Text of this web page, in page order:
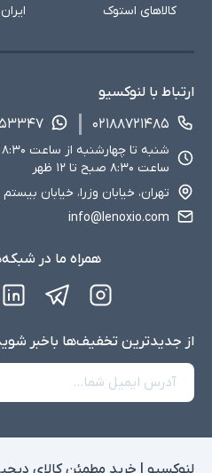
کالاهای استوک
ایران
ارتباط با لنوکسیو
۰۲۱۸۸۷۲۱۴۸۵
ساعت ۸:۳۰ صبح تا ۱۲ ظهر
تهران، خیابان وزرا، خیابان بیستم
info@lenoxio.com
همراه ما در
از جدید‌ترین تخفیف‌ها با‌خبر
لنوکسیو | خرید مطمئن کالای